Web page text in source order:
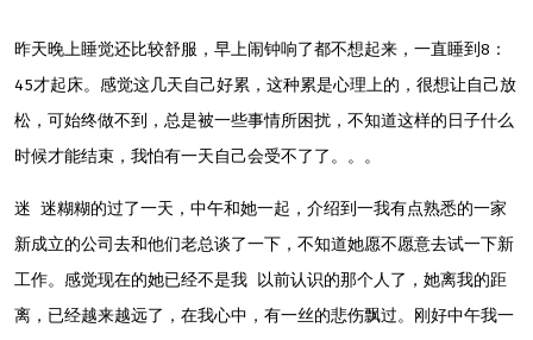
把
手
割
破
昨天晚上睡觉还比较舒服，早上闹钟响了都不想起来，一直睡到8：
45才起床。感觉这几天自己好累，这种累是心理上的，很想让自己放
松，可始终做不到，总是被一些事情所困扰，不知道这样的日子什么
时候才能结束，我怕有一天自己会受不了了。。。
迷 迷糊糊的过了一天，中午和她一起，介绍到一我有点熟悉的一家
新成立的公司去和他们老总谈了一下，不知道她愿不愿意去试一下新
工作。感觉现在的她已经不是我 以前认识的那个人了，她离我的距
离，已经越来越远了，在我心中，有一丝的悲伤飘过。刚好中午我一